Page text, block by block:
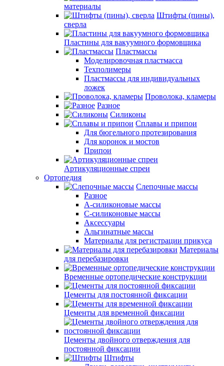
материалы
Штифты (пины),
сверла
Пластины для вакуумного формовщика
Пластмассы
Моделировочная пластмасса
Техполимеры
Пластмассы для индивидуальных
ложек
Проволока, кламеры
Разное
Силиконы
Сплавы и припои
Для бюгельного протезирования
Для коронок и мостов
Припои
Артикуляционные спреи
Ортопедия
Слепочные массы
Разное
А-силиконовые массы
С-силиконовые массы
Аксессуары
Альгинатные массы
Материалы для регистрации прикуса
Материалы
для перебазировки
Временные ортопедические конструкции
Цементы для постоянной фиксации
Цементы для временной фиксации
Цементы двойного отверждения для
постоянной фиксации
Штифты